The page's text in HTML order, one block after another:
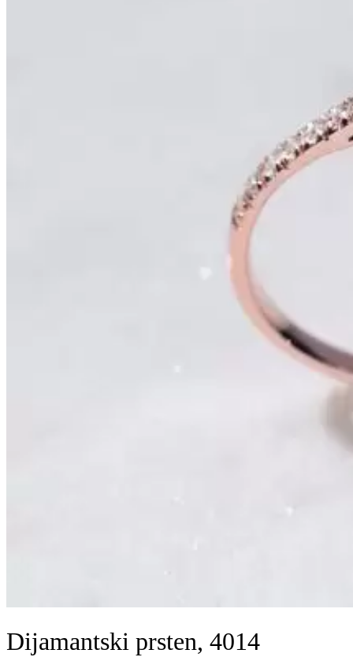
Dijamantski prsten, 4014